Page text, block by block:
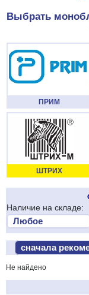
Выбрать
ПРИМ
ШТРИХ
Наличие на складе:
Не найдено